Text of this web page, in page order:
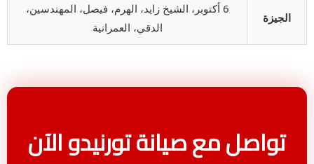
الجيزة
6 أكتوبر، الشيخ زايد، الهرم، فيصل، المهندسين،
الدقي، العمرانية
تواصل مع صيانة تورنيدو الآن